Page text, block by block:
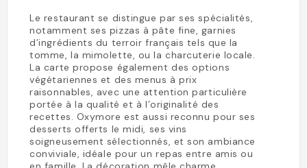
Le restaurant se distingue par ses spécialités,
notamment ses pizzas à pâte fine, garnies
d’ingrédients du terroir français tels que la
tomme, la mimolette, ou la charcuterie locale.
La carte propose également des options
végétariennes et des menus à prix
raisonnables, avec une attention particulière
portée à la qualité et à l’originalité des
recettes. Oxymore est aussi reconnu pour ses
desserts offerts le midi, ses vins
soigneusement sélectionnés, et son ambiance
conviviale, idéale pour un repas entre amis ou